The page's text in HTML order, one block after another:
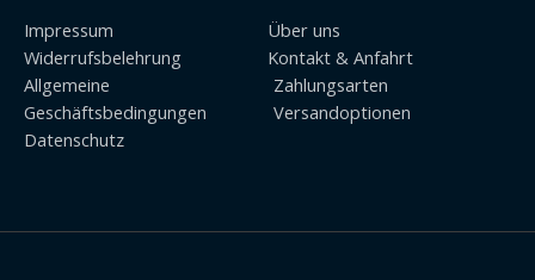
Impressum
Widerrufsbelehrung
Allgemeine
Geschäftsbedingungen
Datenschutz
Über uns
Kontakt & Anfahrt
Zahlungsarten
Versandoptionen